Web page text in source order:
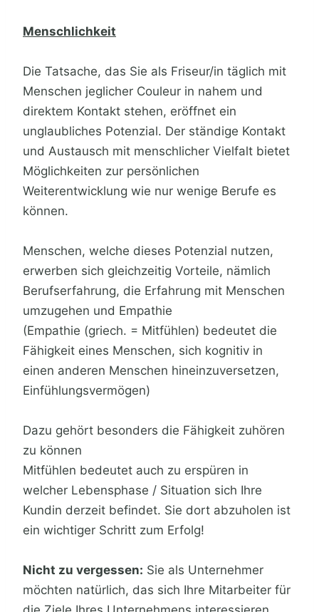
Menschlichkeit
Die Tatsache, das Sie als Friseur/in täglich mit
Menschen jeglicher Couleur in nahem und
direktem Kontakt stehen, eröffnet ein
unglaubliches Potenzial. Der ständige Kontakt
und Austausch mit menschlicher Vielfalt bietet
Möglichkeiten zur persönlichen
Weiterentwicklung wie nur wenige Berufe es
können.
Menschen, welche dieses Potenzial nutzen,
erwerben sich gleichzeitig Vorteile, nämlich
Berufserfahrung, die Erfahrung mit Menschen
umzugehen und Empathie
(Empathie (griech. = Mitfühlen) bedeutet die
Fähigkeit eines Menschen, sich kognitiv in
einen anderen Menschen hineinzuversetzen,
Einfühlungsvermögen)
Dazu gehört besonders die Fähigkeit zuhören
zu können
Mitfühlen bedeutet auch zu erspüren in
welcher Lebensphase / Situation sich Ihre
Kundin derzeit befindet. Sie dort abzuholen ist
ein wichtiger Schritt zum Erfolg!
Nicht zu vergessen: Sie als Unternehmer
möchten natürlich, das sich Ihre Mitarbeiter für